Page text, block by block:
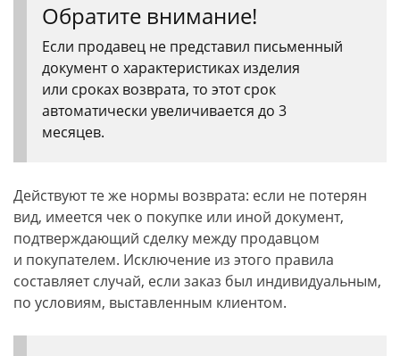
Обратите внимание!
Если продавец не представил письменный
документ о характеристиках изделия
или сроках возврата, то этот срок
автоматически увеличивается до 3
месяцев.
Действуют те же нормы возврата: если не потерян
вид, имеется чек о покупке или иной документ,
подтверждающий сделку между продавцом
и покупателем. Исключение из этого правила
составляет случай, если заказ был индивидуальным,
по условиям, выставленным клиентом.